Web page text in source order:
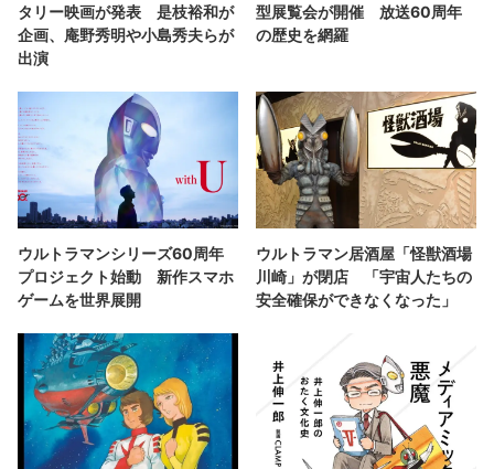
タリー映画が発表 是枝裕和が
企画、庵野秀明や小島秀夫らが
出演
型展覧会が開催 放送60周年
の歴史を網羅
ウルトラマンシリーズ60周年
プロジェクト始動 新作スマホ
ゲームを世界展開
ウルトラマン居酒屋「怪獣酒場
川崎」が閉店 「宇宙人たちの
安全確保ができなくなった」